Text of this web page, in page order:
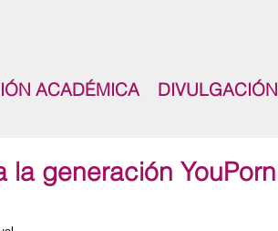
ACADÉMICA DIVULGACIÓN
la generación YouPorn